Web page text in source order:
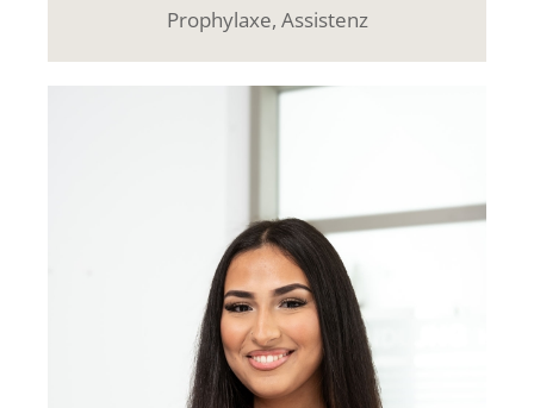
Prophylaxe, Assistenz